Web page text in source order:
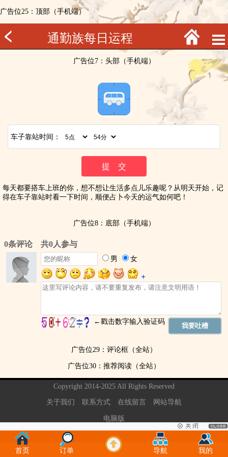
广告位25：顶部（手机端）
通勤族每日运程
广告位7：头部（手机端）
车子靠站时间：
每天都要搭车上班的你，想不想让生活多点儿乐趣呢？从明天开始，记
得在车子靠站时看一下时间，顺便占卜今天的运气如何吧！
广告位8：底部（手机端）
广告位29：评论框（全站）
广告位30：推荐阅读（全站）
Copyright 2014-2025 All Rights Reserved
关于我们 联系方式 在线留言 网站导航
电脑版
当前页面执行的时间：0.03秒
首页 订单 导航 我的